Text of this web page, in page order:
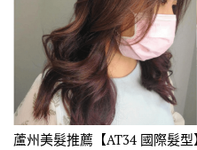
蘆州美髮推薦【AT34 國際髮型